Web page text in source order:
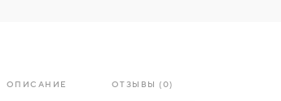
ОПИСАНИЕ ОТЗЫВЫ (0)